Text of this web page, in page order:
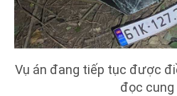
Vụ án đang tiếp tục được
đọc cung